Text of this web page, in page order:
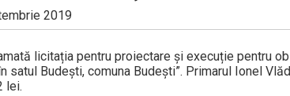
2019
licitația pentru proiectare și execuție pentru
satul Budești, comuna Budești”. Primarul Ionel
lei.